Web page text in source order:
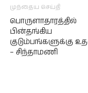
முந்தைய செய்தி
பொருளாதாரத்தில்
பின்தங்கிய
குடும்பங்களுக்கு
– சிந்தாமணி